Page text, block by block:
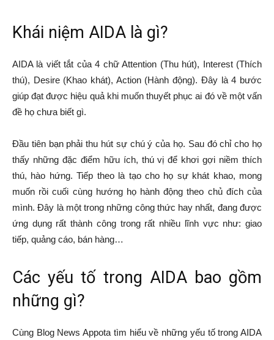
Khái niệm AIDA là gì?
AIDA là viết tắt của 4 chữ Attention (Thu hút), Interest (Thích
thú), Desire (Khao khát), Action (Hành động). Đây là 4 bước
giúp đạt được hiệu quả khi muốn thuyết phục ai đó về một vấn
đề họ chưa biết gì.
Đầu tiên bạn phải thu hút sự chú ý của họ. Sau đó chỉ cho họ
thấy những đặc điểm hữu ích, thú vị để khơi gợi niềm thích
thú, hào hứng. Tiếp theo là tạo cho họ sự khát khao, mong
muốn rồi cuối cùng hướng họ hành động theo chủ đích của
mình. Đây là một trong những công thức hay nhất, đang được
ứng dụng rất thành công trong rất nhiều lĩnh vực như: giao
tiếp, quảng cáo, bán hàng…
Các yếu tố trong AIDA bao gồm
những gì?
Cùng Blog News Appota tìm hiểu về những yếu tố trong AIDA